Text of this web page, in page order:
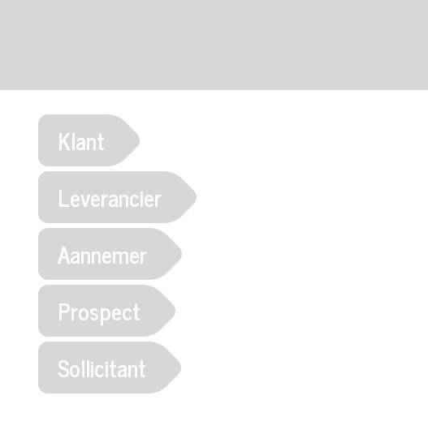
Klant
Leverancier
Aannemer
Prospect
Sollicitant